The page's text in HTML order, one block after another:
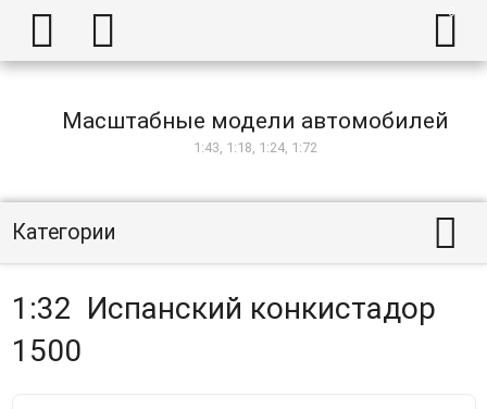
  
Масштабные модели автомобилей
1:43, 1:18, 1:24, 1:72
Категории 
1:32 Испанский конкистадор
1500